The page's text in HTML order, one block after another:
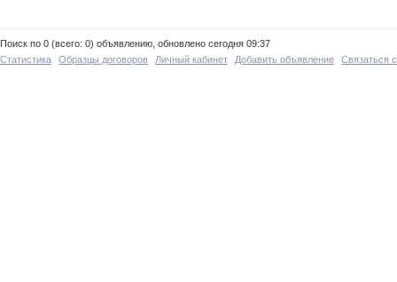
Поиск по 0 (всего: 0) объявлению, обновлено сегодня 09:37
Статистика
Образцы договоров Личный кабинет Добавить объявление Связаться